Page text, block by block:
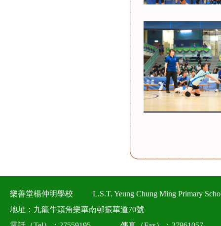
樂善堂楊仲明學校
L.S.T. Yeung Chung Ming Primary
地址：九龍牛頭角樂華南邨振華道70號